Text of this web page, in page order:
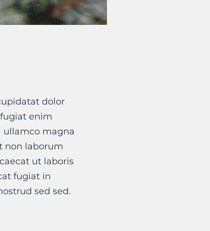
dolor
enim
magna
non laborum
ut laboris
fugiat in
sed sed.